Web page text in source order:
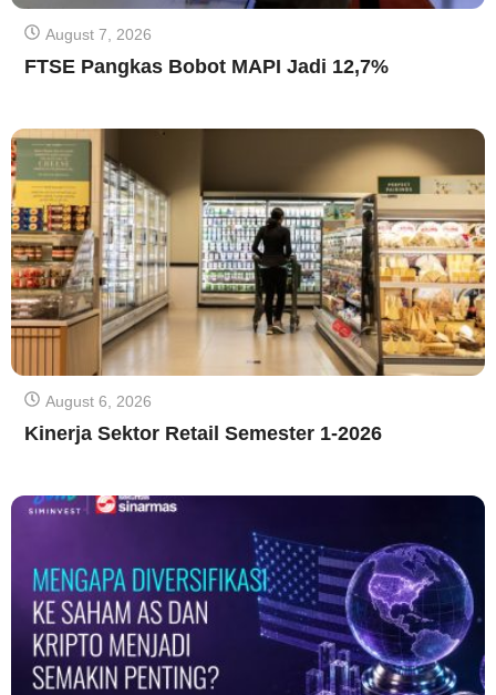
August 7, 2026
FTSE Pangkas Bobot MAPI Jadi 12,7%
August 6, 2026
Kinerja Sektor Retail Semester 1-2026